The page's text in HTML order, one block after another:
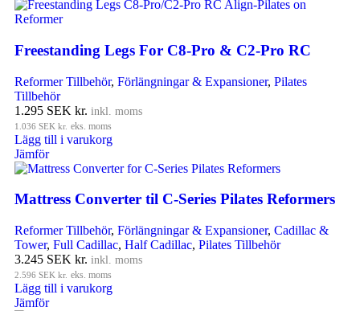
Freestanding Legs For C8-Pro & C2-Pro RC
Reformer Tillbehör, Förlängningar & Expansioner, Pilates
Tillbehör
1.295 SEK kr. inkl. moms
1.036 SEK kr. eks. moms
Lägg till i varukorg
Jämför
Mattress Converter til C-Series Pilates Reformers
Reformer Tillbehör, Förlängningar & Expansioner, Cadillac &
Tower, Full Cadillac, Half Cadillac, Pilates Tillbehör
3.245 SEK kr. inkl. moms
2.596 SEK kr. eks. moms
Lägg till i varukorg
Jämför